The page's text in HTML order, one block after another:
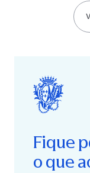
Fique
o que